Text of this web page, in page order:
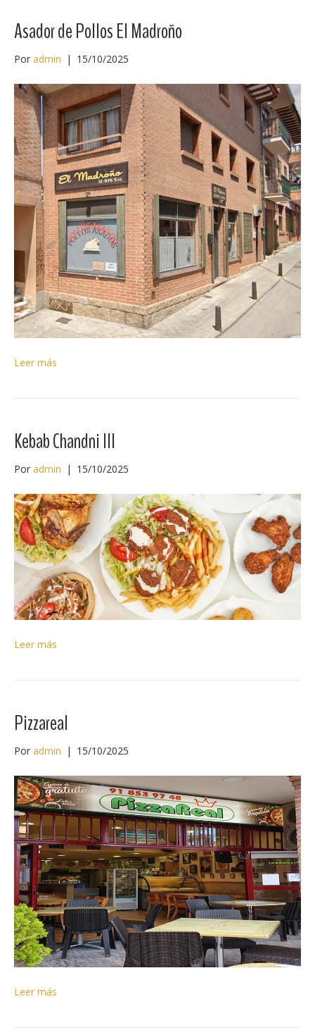
Asador de Pollos El Madroño
Por admin | 15/10/2025
Leer más
Kebab Chandni III
Por admin | 15/10/2025
Leer más
Pizzareal
Por admin | 15/10/2025
Leer más